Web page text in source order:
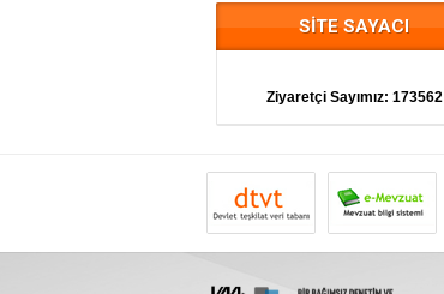
SİTE SAYACI
Ziyaretçi Sayımız: 173562